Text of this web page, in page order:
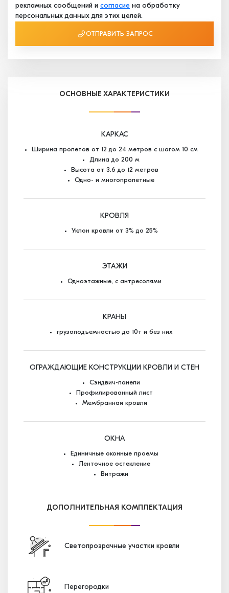
рекламных сообщений и согласие на обработку
персональных данных для этих целей.
ОТПРАВИТЬ ЗАПРОС
ОСНОВНЫЕ ХАРАКТЕРИСТИКИ
КАРКАС
Ширина пролетов от 12 до 24 метров с шагом 10 см
Длина до 200 м
Высота от 3.6 до 12 метров
Одно- и многопролетные
КРОВЛЯ
Уклон кровли от 3% до 25%
ЭТАЖИ
Одноэтажные, с антресолями
КРАНЫ
грузоподъемностью до 10т и без них
ОГРАЖДАЮЩИЕ КОНСТРУКЦИИ КРОВЛИ И СТЕН
Сэндвич-панели
Профилированный лист
Мембранная кровля
ОКНА
Единичные оконные проемы
Ленточное остекление
Витражи
ДОПОЛНИТЕЛЬНАЯ КОМПЛЕКТАЦИЯ
Светопрозрачные участки кровли
Перегородки